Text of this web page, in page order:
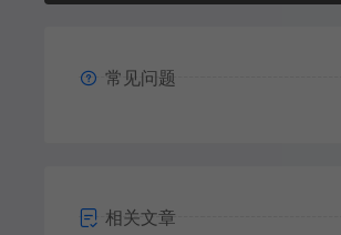
常见问题
相关文章